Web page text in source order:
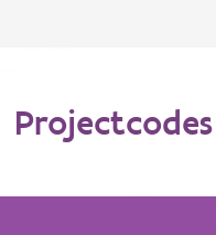
Projectcodes